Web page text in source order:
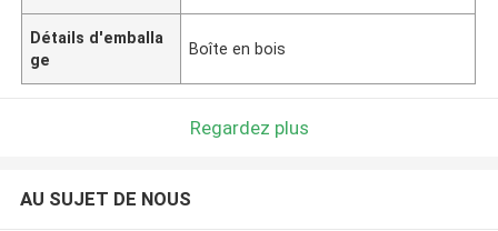
Détails d'emballa
ge
Boîte en bois
Regardez plus
AU SUJET DE NOUS